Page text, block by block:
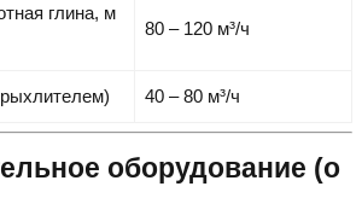
глина, м
80 – 120 м³/ч
40 – 80 м³/ч
оборудование (о